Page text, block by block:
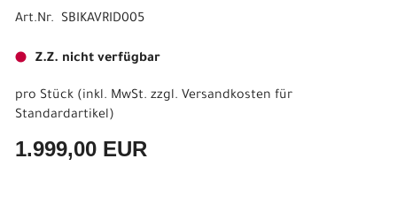
Art.Nr. SBIKAVRID005
Z.Z. nicht verfügbar
pro Stück (inkl. MwSt. zzgl. Versandkosten für
Standardartikel)
1.999,00 EUR